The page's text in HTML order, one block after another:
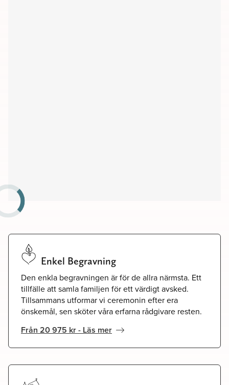
Enkel Begravning
Den enkla begravningen är för de allra närmsta. Ett
tillfälle att samla familjen för ett värdigt avsked.
Tillsammans utformar vi ceremonin efter era
önskemål, sen sköter våra erfarna rådgivare resten.
Från 20 975 kr - Läs mer